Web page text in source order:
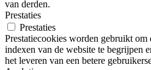
van derden.
Prestaties
Prestaties
Prestatiecookies worden gebruikt om
indexen van de website te begrijpen
het leveren van een betere